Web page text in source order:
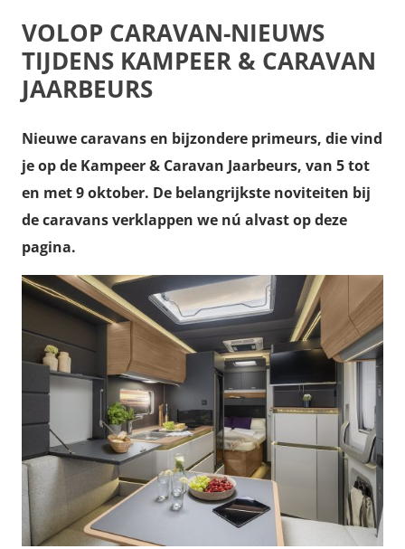
VOLOP CARAVAN-NIEUWS
TIJDENS KAMPEER & CARAVAN
JAARBEURS
Nieuwe caravans en bijzondere primeurs, die vind
je op de Kampeer & Caravan Jaarbeurs, van 5 tot
en met 9 oktober. De belangrijkste noviteiten bij
de caravans verklappen we nú alvast op deze
pagina.